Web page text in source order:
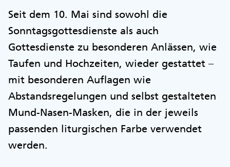
Seit dem 10. Mai sind sowohl die
Sonntagsgottesdienste als auch
Gottesdienste zu besonderen Anlässen, wie
Taufen und Hochzeiten, wieder gestattet –
mit besonderen Auflagen wie
Abstandsregelungen und selbst gestalteten
Mund-Nasen-Masken, die in der jeweils
passenden liturgischen Farbe verwendet
werden.